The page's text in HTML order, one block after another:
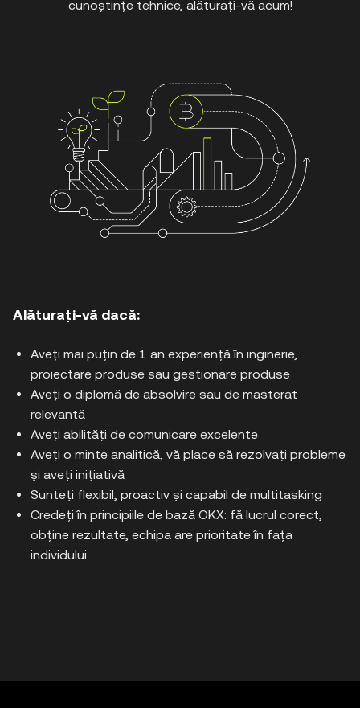
cunoștințe tehnice, alăturați-vă acum!
Alăturați-vă dacă:
Aveți mai puțin de 1 an experiență în inginerie,
proiectare produse sau gestionare produse
Aveți o diplomă de absolvire sau de masterat
relevantă
Aveți abilități de comunicare excelente
Aveți o minte analitică, vă place să rezolvați probleme
și aveți inițiativă
Sunteți flexibil, proactiv și capabil de multitasking
Credeți în principiile de bază OKX: fă lucrul corect,
obține rezultate, echipa are prioritate în fața
individului